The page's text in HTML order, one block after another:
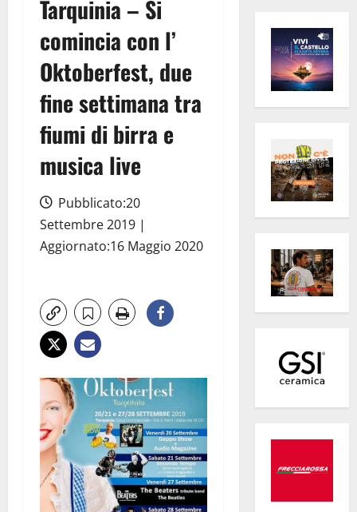
Tarquinia – Si
comincia con l’
Oktoberfest, due
fine settimana tra
fiumi di birra e
musica live
Pubblicato:20
Settembre 2019 |
Aggiornato:16 Maggio 2020